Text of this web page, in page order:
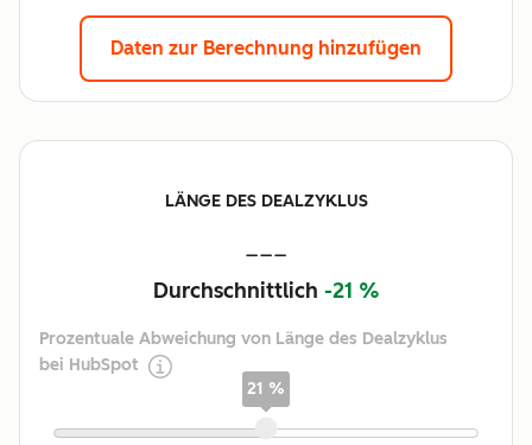
Daten zur Berechnung hinzufügen
LÄNGE DES DEALZYKLUS
---
Durchschnittlich -21 %
Prozentuale Abweichung von Länge des Dealzyklus
bei HubSpot
21 %